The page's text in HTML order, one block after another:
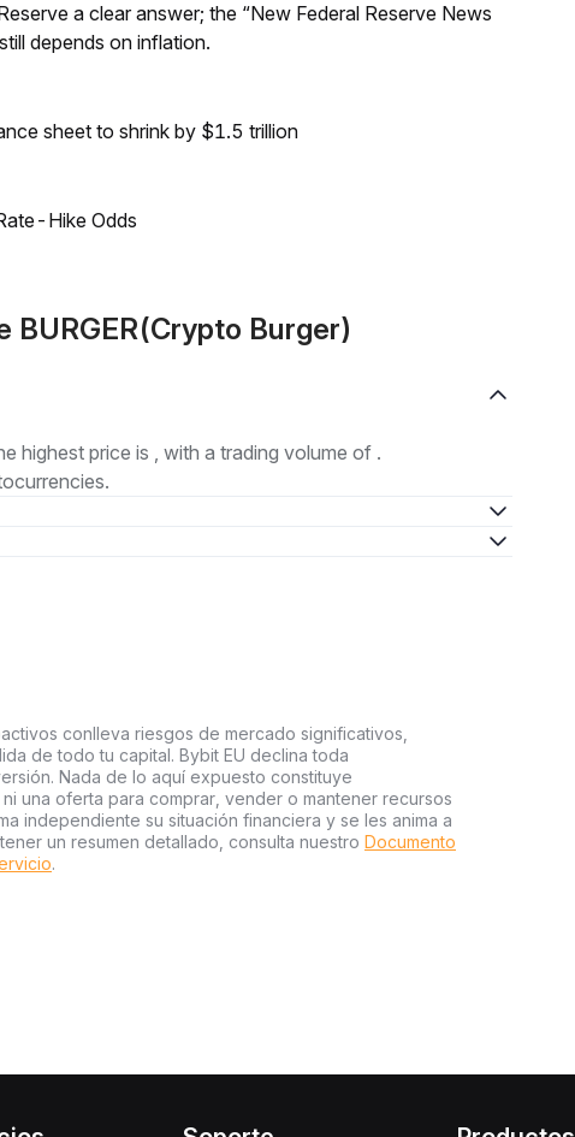
a clear answer; the “New Federal Reserve News
depends on inflation.
sheet to shrink by $1.5 trillion
Hike Odds
Burger)
highest price is , with a trading volume of .
conlleva riesgos de mercado significativos,
de todo tu capital. Bybit EU declina toda
Nada de lo aquí expuesto constituye
una oferta para comprar, vender o mantener recursos
independiente su situación financiera y se les anima a
un resumen detallado, consulta nuestro Documento
.